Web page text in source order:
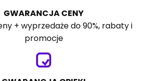
GWARANCJA CENY
+ wyprzedaże do 90%, rabaty i
promocje